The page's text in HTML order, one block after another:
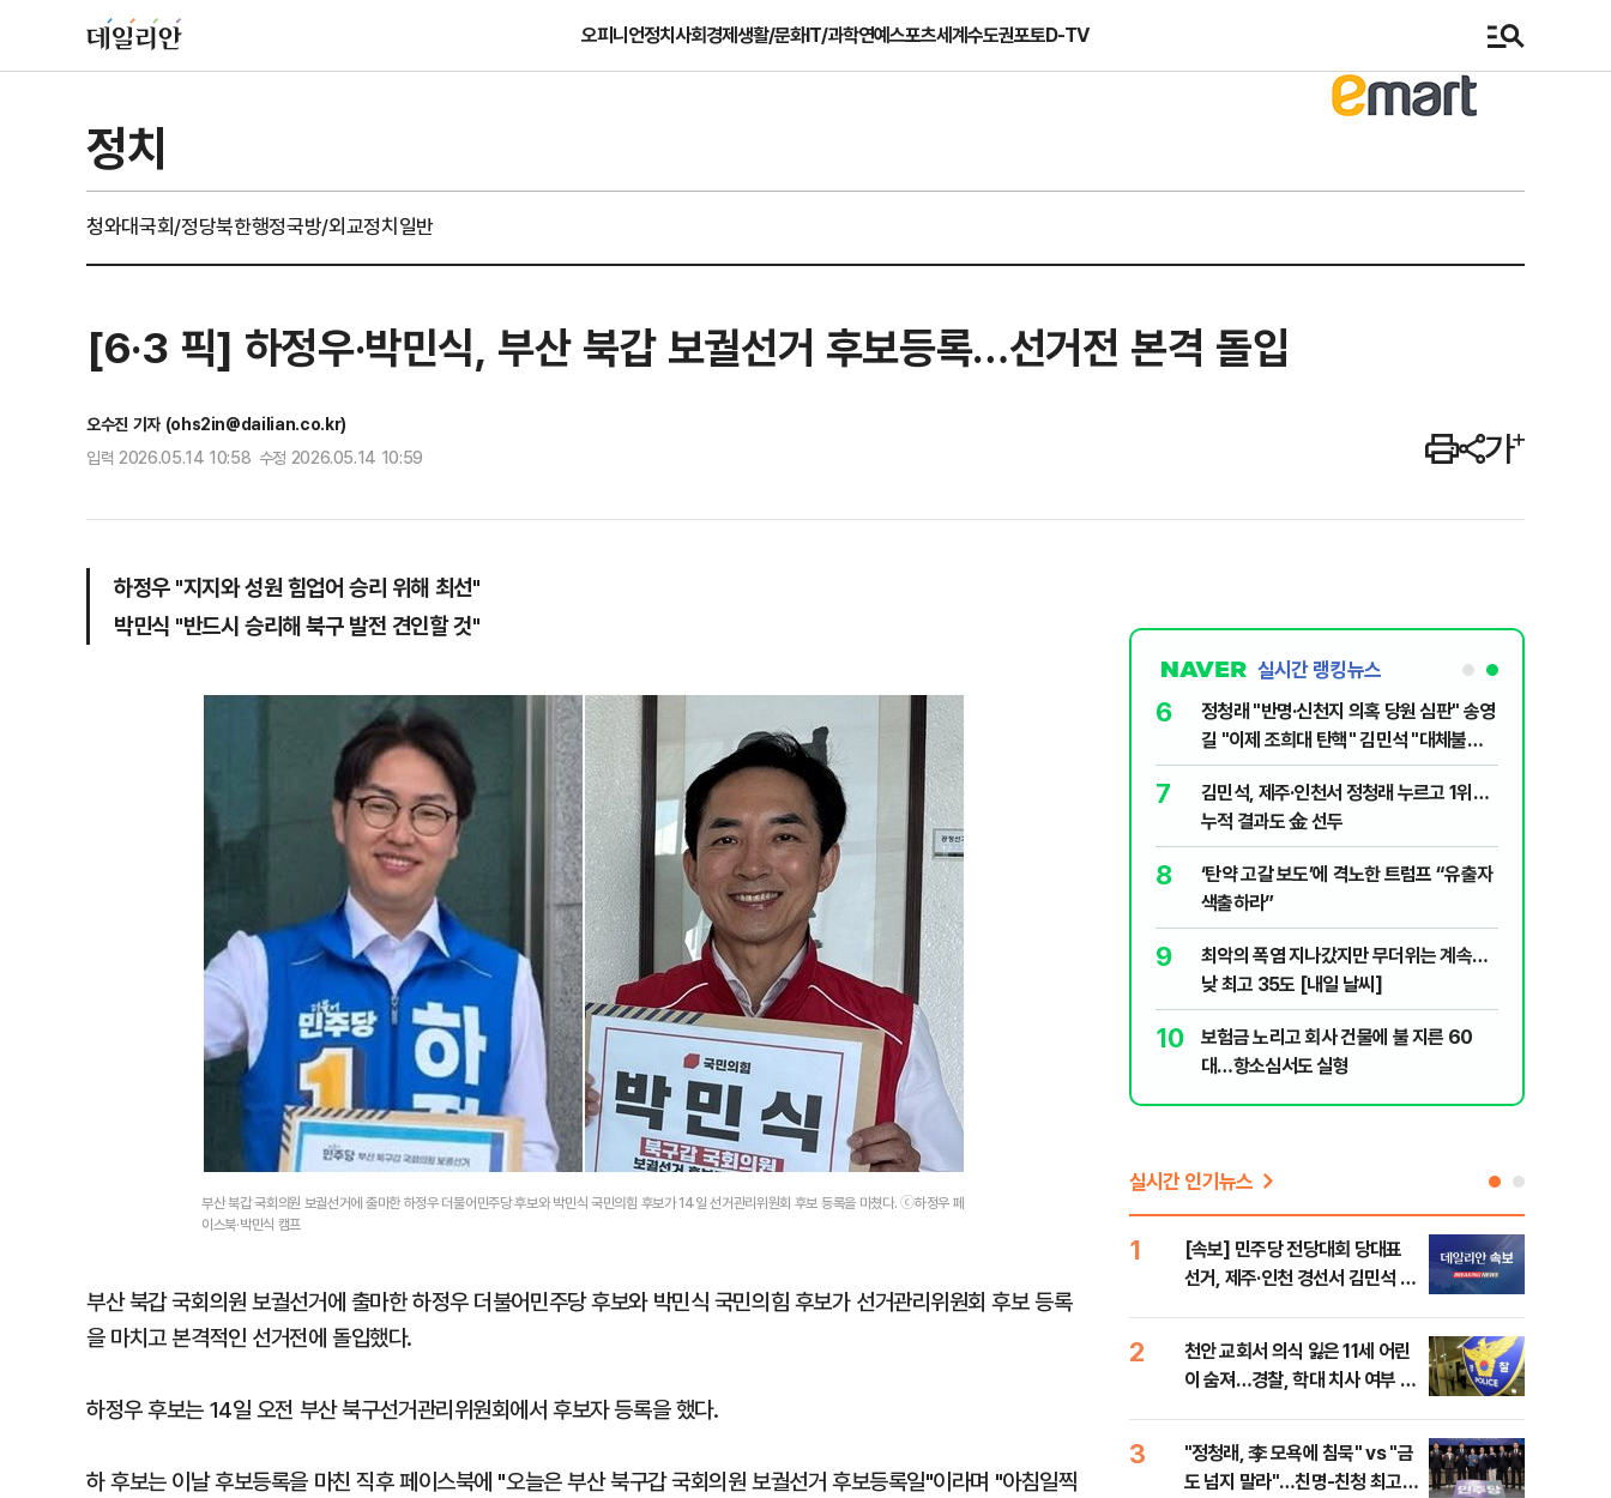
오피니언정치사회경제생활/문화IT/과학연예스포츠세계수도권포토D-TV
정치
청와대국회/정당북한행정국방/외교정치일반
[6·3 픽] 하정우·박민식, 부산 북갑 보궐선거 후보등록…선거전 본격 돌입
오수진 기자 (ohs2in@dailian.co.kr)
입력 2026.05.14 10:58 수정 2026.05.14 10:59
하정우 "지지와 성원 힘업어 승리 위해 최선"
박민식 "반드시 승리해 북구 발전 견인할 것"
부산 북갑 국회의원 보궐선거에 출마한 하정우 더불어민주당 후보와 박민식 국민의힘 후보가 14일 선거관리위원회 후보 등록을 마쳤다. ⓒ하정우 페
이스북·박민식 캠프
부산 북갑 국회의원 보궐선거에 출마한 하정우 더불어민주당 후보와 박민식 국민의힘 후보가 선거관리위원회 후보 등록
을 마치고 본격적인 선거전에 돌입했다.
하정우 후보는 14일 오전 부산 북구선거관리위원회에서 후보자 등록을 했다.
하 후보는 이날 후보등록을 마친 직후 페이스북에 "오늘은 부산 북구갑 국회의원 보궐선거 후보등록일"이라며 "아침일찍
실시간 랭킹뉴스
1
[속보] 민주당 전당대회 당대표 선거, 제주
·인천 경선서 김민석 승리
2
“다시 시청으로” 김선태에게 전한 40세
충주시장의 재치 있는 제안…추천 2000
개
3
"출근길에 우연히 복권 샀는데…" 1등 5억
원 당첨자 사연은?
4
경찰, 드라마 '김부장' 제작사 회장 수사…
자본시장법 위반 의혹
5
李, '20·30 민심' 확보에 분주…국민의힘,
'청년 지지' 사수 위해 李 견제 사활
실시간 인기뉴스
1
[속보] 민주당 전당대회 당대표
선거, 제주·인천 경선서 김민석 승
2
천안 교회서 의식 잃은 11세 어린
이 숨져…경찰, 학대 치사 여부 수
3
"정청래, 李 모욕에 침묵" vs "금
도 넘지 말라"…친명-친청 최고위